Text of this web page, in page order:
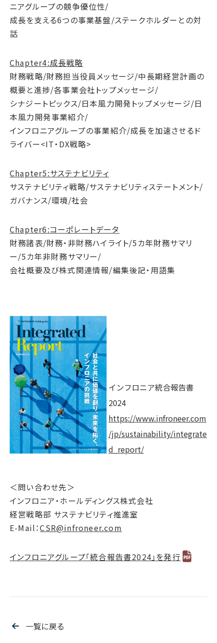
ニアグループの競争優位性/
成長を支える6つの事業基盤/ステークホルダーとの対
話
Chapter4:成長戦略
財務戦略/財務担当役員メッセージ/中長期経営計画の
概要と進捗/各事業会社トップメッセージ/
シナジートピックス/日本風力開発トップメッセージ/日
本風力開発事業紹介/
インフロニアグループの事業紹介/成長を加速させるド
ライバー<IT・DX戦略>
Chapter5:サステナビリティ
サステナビリティ戦略/サステナビリティステートメント/
ガバナンス/環境/社会
Chapter6:コーポレートデータ
財務諸表/財務・非財務ハイライト/5カ年財務サマリ
ー/5カ年非財務サマリー/
会社概要及び株式関連情報/編集後記・用語集
インフロニア統合報告書
2024
https://www.infroneer.com
/jp/sustainability/integrate
d_report/
＜問い合わせ先＞
インフロニア・ホールディングス株式会社
経営戦略部 サステナビリティ推進室
E-Mail：CSR@infroneer.com
インフロニアグループ「統合報告書2024」を発行
一覧に戻る